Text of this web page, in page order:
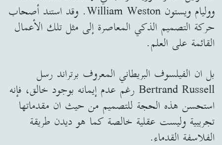
ووليام ويستون William Weston. وقد استند أصحاب
حركة التصميم الذكي المعاصرة إلى مثل تلك الأعمال
القائمة على العلم.
بل ان الفيلسوف البريطاني المعروف برتراند رسل
Bertrand Russell رغم عدم إيمانه بوجود خالق، فإنه
استحسن هذه الحجة للتصميم من حيث ان مقدماتها
تجريبية وليست عقلية خالصة كما هو ديدن طريقة
الفلاسفة القدماء.